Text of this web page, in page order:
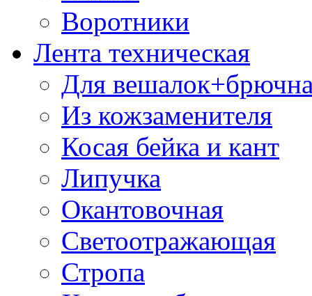
Воротники
Лента техническая
Для
Из кожзаменителя
Косая бейка и кант
Липучка
Окантовочная
Светоотражающая
Стропа